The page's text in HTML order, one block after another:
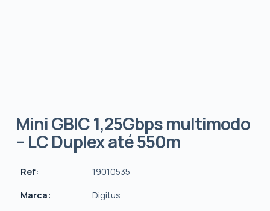
Mini GBIC 1,25Gbps multimodo
– LC Duplex até 550m
Ref: 19010535
Marca: Digitus